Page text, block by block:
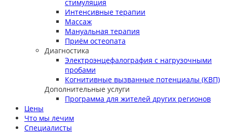
стимуляция
Интенсивные терапии
Массаж
Мануальная терапия
Приём остеопата
Диагностика
Электроэнцефалография с нагрузочными
пробами
Когнитивные вызванные потенциалы (КВП)
Дополнительные услуги
Программа для жителей других регионов
Цены
Что мы лечим
Специалисты